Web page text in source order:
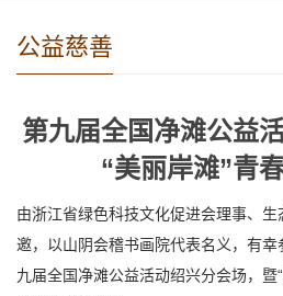
公益慈善
第九届全国净滩公益
“美丽岸滩”青
由浙江省绿色科技文化促进会理事、
邀，以山阴会稽书画院代表名义，有幸
九届全国净滩公益活动绍兴分会场，暨